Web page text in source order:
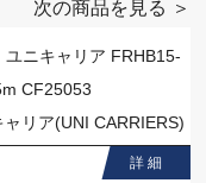
次の商品を見る ＞
ニキャリア FRHB15-
CF25053
ャリア(UNI CARRIERS)
詳 細